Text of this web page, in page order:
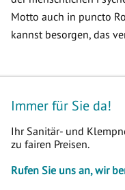
Motto auch in puncto
kannst besorgen, das
Immer für Sie da!
Ihr Sanitär- und
zu fairen Preisen.
Rufen Sie uns an, wir